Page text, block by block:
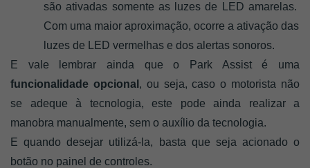
são ativadas somente as luzes de LED amarelas.
Com uma maior aproximação, ocorre a ativação das
luzes de LED vermelhas e dos alertas sonoros.
funcionalidade opcional , ou seja, caso o motorista não
se adeque à tecnologia, este pode ainda realizar a
manobra manualmente, sem o auxílio da tecnologia.
E quando desejar utilizá-la, basta que seja acionado o
botão no painel de controles.